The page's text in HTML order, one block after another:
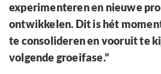
experimenteren en nieuwe
ontwikkelen. Dit is hét
te consolideren en vooruit te
volgende groeifase.”